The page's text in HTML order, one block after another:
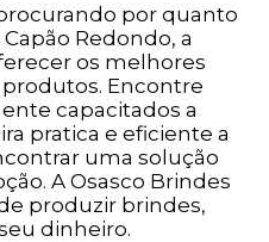
por quanto
Redondo, a
os melhores
Encontre
capacitados a
pratica e eficiente a
uma solução
A Osasco Brindes
produzir brindes,
dinheiro.